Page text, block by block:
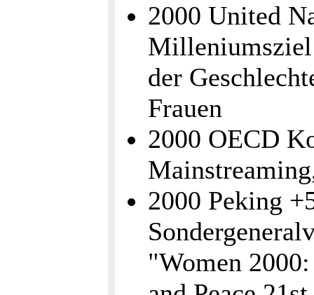
2000 United
Milleniumsziel
der
Frauen
2000 OECD
2000 Peking
"Women